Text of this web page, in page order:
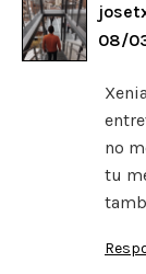
k
08/
no
tu